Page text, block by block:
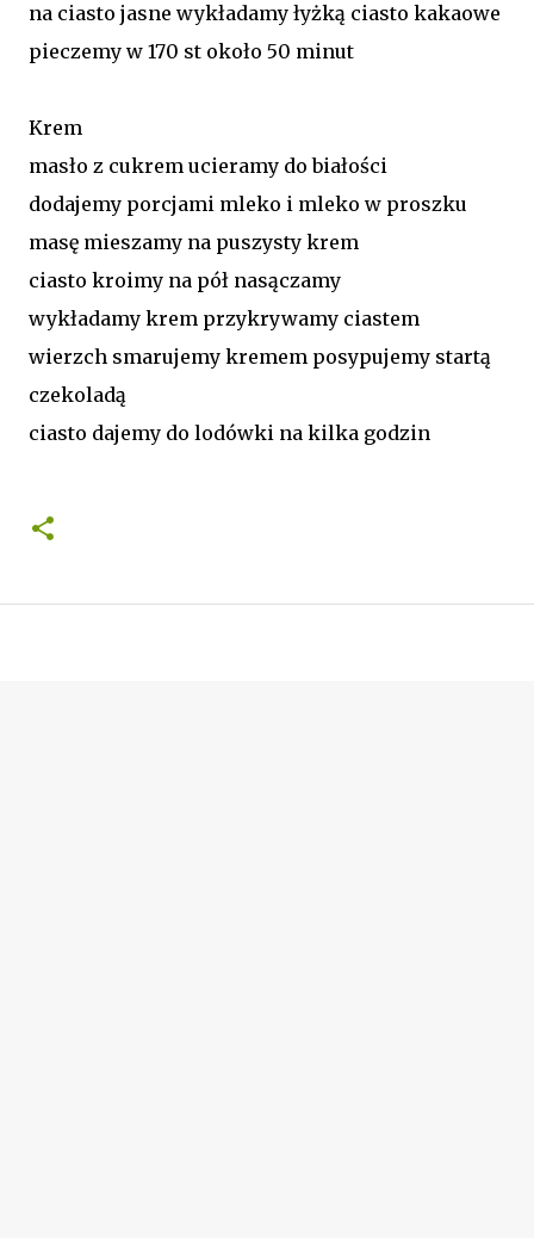
na ciasto jasne wykładamy łyżką ciasto kakaowe
pieczemy w 170 st około 50 minut
Krem
masło z cukrem ucieramy do białości
dodajemy porcjami mleko i mleko w proszku
masę mieszamy na puszysty krem
ciasto kroimy na pół nasączamy
wykładamy krem przykrywamy ciastem
wierzch smarujemy kremem posypujemy startą
czekoladą
ciasto dajemy do lodówki na kilka godzin